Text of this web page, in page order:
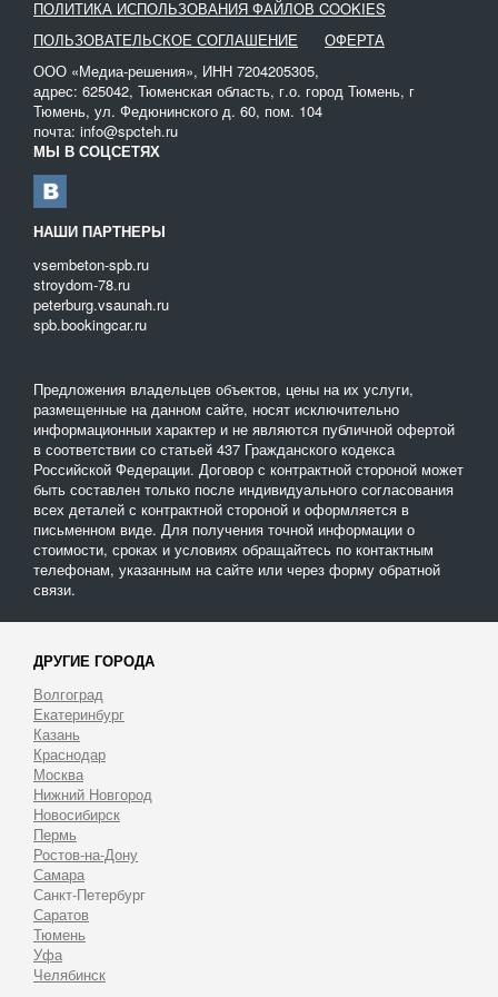
Именно от удаления верхнего слоя грунта зависит качество
укладки будущего фундамента и эффективность работ по
благоустройству территории. В основном работы выполняются с
помощью бульдозера.
На нашем сайте вы сможете ознакомиться со
специализированной техникой, которая понадобится для
снятия грунта на участке, и арендовать наиболее подходящую
модель. Вся техника представлена современными и мощными
грунта различной сложности.
ПОЛИТИКА ИСПОЛЬЗОВАНИЯ ФАЙЛОВ COOKIES
ПОЛЬЗОВАТЕЛЬСКОЕ СОГЛАШЕНИЕ
ОФЕРТА
ООО «Медиа-решения», ИНН 7204205305,
адрес: 625042, Тюменская область, г.о. город Тюмень, г
Тюмень, ул. Федюнинского д. 60, пом. 104
почта: info@spcteh.ru
МЫ В СОЦСЕТЯХ
НАШИ ПАРТНЕРЫ
vsembeton-spb.ru
stroydom-78.ru
peterburg.vsaunah.ru
spb.bookingcar.ru
Предложения владельцев объектов, цены на их услуги,
размещенные на данном сайте, носят исключительно
информационныи характер и не являются публичной офертой
в соответствии со статьей 437 Гражданского кодекса
Российской Федерации. Договор с контрактной стороной может
быть составлен только после индивидуального согласования
всех деталей с контрактной стороной и оформляется в
письменном виде. Для получения точной информации о
стоимости, сроках и условиях обращайтесь по контактным
телефонам, указанным на сайте или через форму обратной
связи.
ДРУГИЕ ГОРОДА
Волгоград
Екатеринбург
Казань
Краснодар
Москва
Нижний Новгород
Новосибирск
Пермь
Ростов-на-Дону
Самара
Санкт-Петербург
Саратов
Тюмень
Уфа
Челябинск